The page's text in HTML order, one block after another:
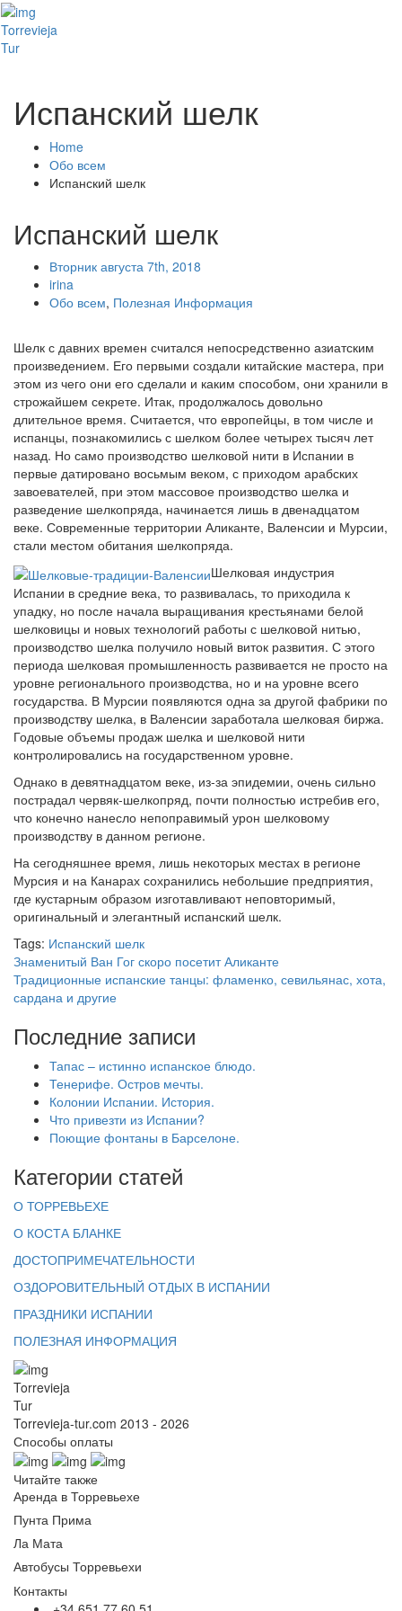
Torrevieja
Tur
Испанский шелк
Home
Обо всем
Испанский шелк
Испанский шелк
Вторник августа 7th, 2018
irina
Обо всем, Полезная Информация
Шелк с давних времен считался непосредственно азиатским
произведением. Его первыми создали китайские мастера, при
этом из чего они его сделали и каким способом, они хранили в
строжайшем секрете. Итак, продолжалось довольно
длительное время. Считается, что европейцы, в том числе и
испанцы, познакомились с шелком более четырех тысяч лет
назад. Но само производство шелковой нити в Испании в
первые датировано восьмым веком, с приходом арабских
завоевателей, при этом массовое производство шелка и
разведение шелкопряда, начинается лишь в двенадцатом
веке. Современные территории Аликанте, Валенсии и Мурсии,
стали местом обитания шелкопряда.
Шелковая индустрия
Испании в средние века, то развивалась, то приходила к
упадку, но после начала выращивания крестьянами белой
шелковицы и новых технологий работы с шелковой нитью,
производство шелка получило новый виток развития. С этого
периода шелковая промышленность развивается не просто на
уровне регионального производства, но и на уровне всего
государства. В Мурсии появляются одна за другой фабрики по
производству шелка, в Валенсии заработала шелковая биржа.
Годовые объемы продаж шелка и шелковой нити
контролировались на государственном уровне.
Однако в девятнадцатом веке, из-за эпидемии, очень сильно
пострадал червяк-шелкопряд, почти полностью истребив его,
что конечно нанесло непоправимый урон шелковому
производству в данном регионе.
На сегодняшнее время, лишь некоторых местах в регионе
Мурсия и на Канарах сохранились небольшие предприятия,
где кустарным образом изготавливают неповторимый,
оригинальный и элегантный испанский шелк.
Tags: Испанский шелк
Знаменитый Ван Гог скоро посетит Аликанте
Традиционные испанские танцы: фламенко, севильянас, хота,
сардана и другие
Последние записи
Тапас – истинно испанское блюдо.
Тенерифе. Остров мечты.
Колонии Испании. История.
Что привезти из Испании?
Поющие фонтаны в Барселоне.
Категории статей
О ТОРРЕВЬЕХЕ
О КОСТА БЛАНКЕ
ДОСТОПРИМЕЧАТЕЛЬНОСТИ
ОЗДОРОВИТЕЛЬНЫЙ ОТДЫХ В ИСПАНИИ
ПРАЗДНИКИ ИСПАНИИ
ПОЛЕЗНАЯ ИНФОРМАЦИЯ
Torrevieja
Tur
Torrevieja-tur.com 2013 - 2026
Способы оплаты
Читайте также
Аренда в Торревьехе
Пунта Прима
Ла Мата
Автобусы Торревьехи
Контакты